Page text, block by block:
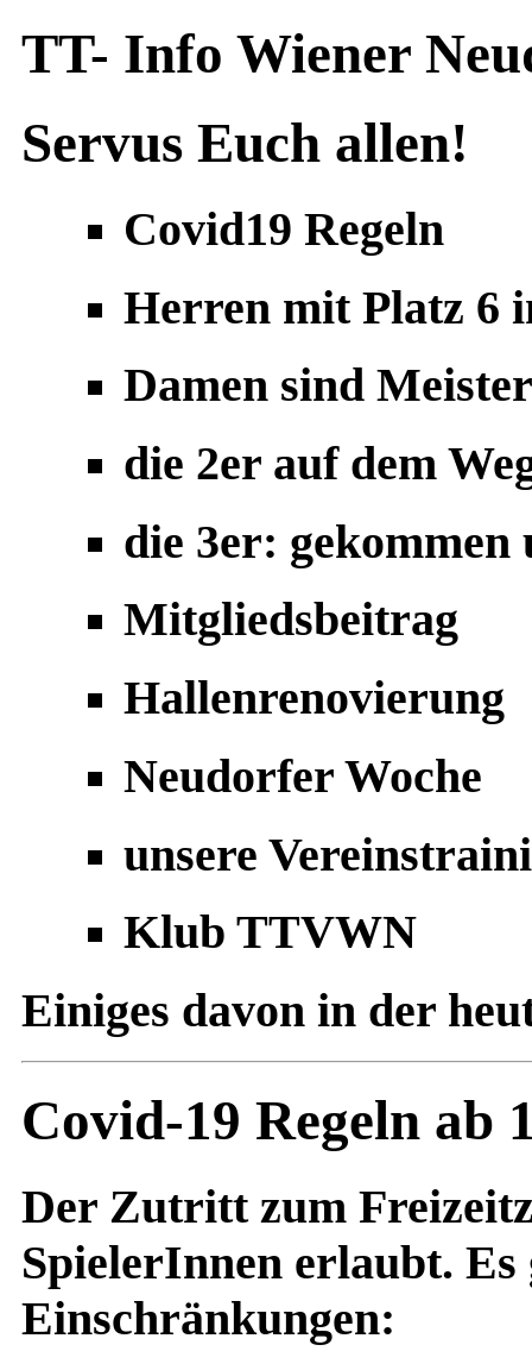
TT- Info Wiener
Servus Euch allen!
Covid19 Regeln
Herren mit Platz 6
Damen sind
die 2er auf dem
die 3er: gekommen
Mitgliedsbeitrag
Hallenrenovierung
Neudorfer Woche
unsere
Klub TTVWN
Einiges davon in der
Covid-19 Regeln ab
Der Zutritt zum
SpielerInnen erlaubt. Es
Einschränkungen: